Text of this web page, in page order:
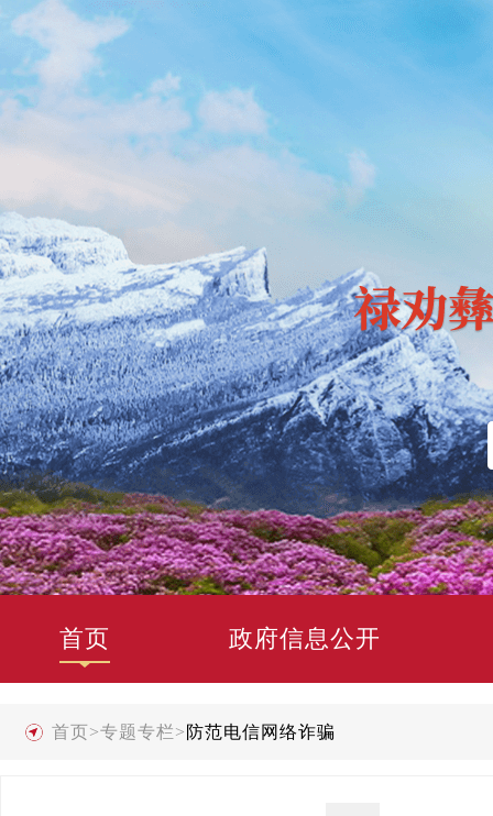
首页 政府信息公开
首页>专题专栏> 防范电信网络诈骗